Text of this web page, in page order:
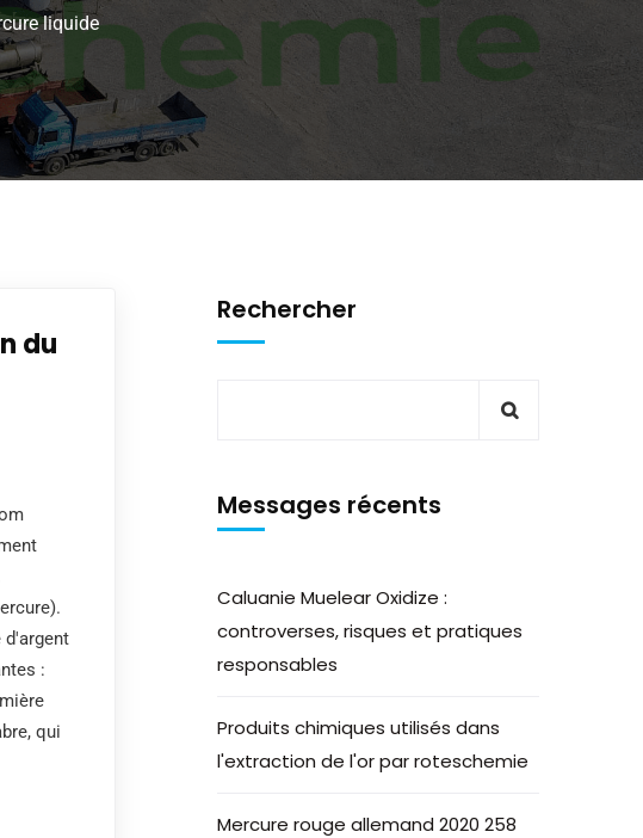
liquide
du
d'argent
:
qui
Rechercher
Messages récents
Caluanie Muelear Oxidize :
controverses, risques et pratiques
responsables
Produits chimiques utilisés dans
l'extraction de l'or par roteschemie
Mercure rouge allemand 2020 258